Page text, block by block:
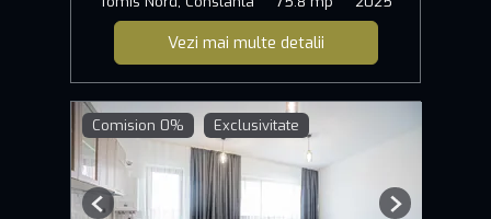
Vezi mai multe detalii
Comision 0% Exclusivitate
Previous Next